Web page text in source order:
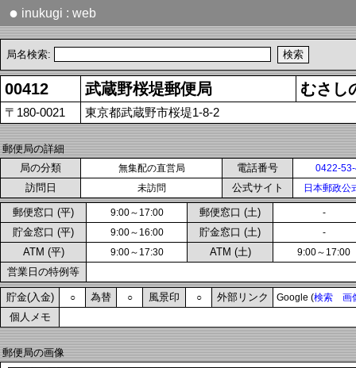
● inukugi : web
局名検索:
00412 武蔵野桜堤郵便局 むさし
〒180-0021 東京都武蔵野市桜堤1-8-2
郵便局の詳細
局の分類
無集配の直営局 電話番号 0422-
訪問日 未訪問 公式サイト 日本郵政公
郵便窓口 (平) 9:00～17:00 郵便窓口 (土) -
貯金窓口 (平) 9:00～16:00 貯金窓口 (土) -
ATM (平) 9:00～17:30 ATM (土) 9:00～17:00
営業日の特例等
貯金(入金) ○ 為替 ○ 風景印 ○ 外部リンク Google (検索 画
個人メモ
郵便局の画像